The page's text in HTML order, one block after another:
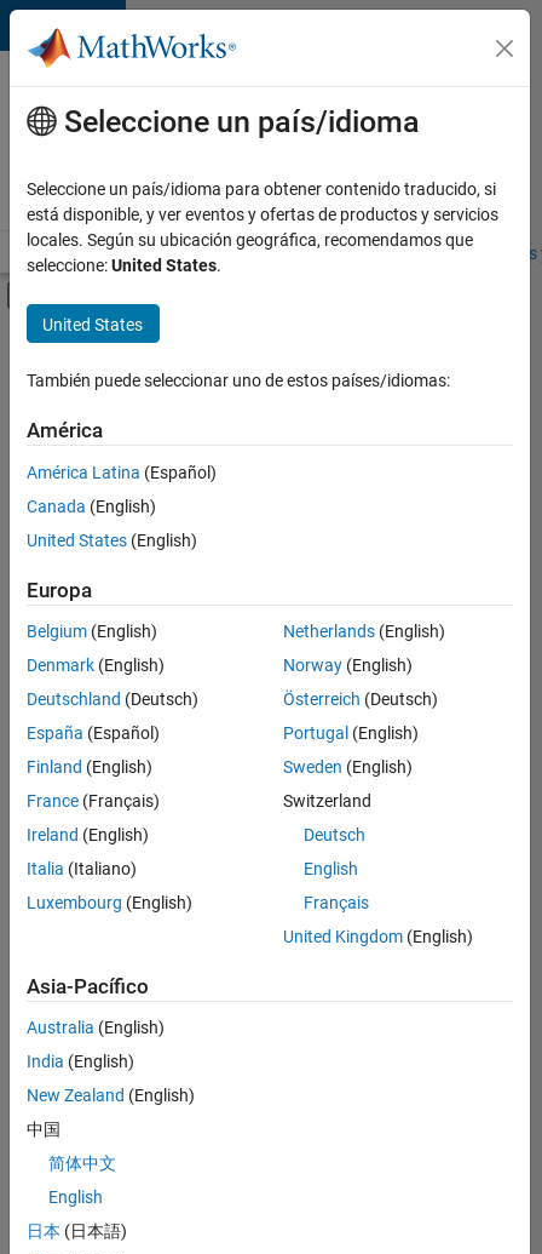
Saltar al contenido
Ofertas
de
empleo
MathWorks
Visión general Búsqueda de empleo Oficinas locales
Contenido principal
FILTRADO POR
Marketing Communications
Human Resources
Actualmente
no
puestos
disponibles
que
se
correspondan
con
sus
criterios
de
búsqueda.
Pruebe
ampliar
su
todos
empleos.
Si aun
así no
ninguna
vacante
que se
a sus
Seleccione un país/idioma
Seleccione un país/idioma para obtener contenido traducido, si
está disponible, y ver eventos y ofertas de productos y servicios
locales. Según su ubicación geográfica, recomendamos que
seleccione:United States.
United States
También puede seleccionar uno de estos países/idiomas:
América
América Latina (Español)
Canada (English)
United States (English)
Europa
Belgium (English)
Denmark (English)
Deutschland (Deutsch)
España (Español)
Finland (English)
France (Français)
Ireland (English)
Italia (Italiano)
Luxembourg (English)
Netherlands(English)
Norway(English)
Österreich (Deutsch)
Portugal (English)
Sweden (English)
Switzerland
Deutsch
English
Français
United Kingdom(English)
Asia-Pacífico
Australia (English)
India (English)
New Zealand (English)
中国
简体中文
English
日本 (日本語)